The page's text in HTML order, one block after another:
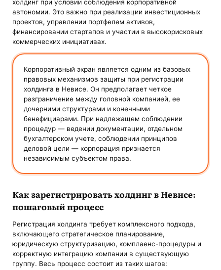
холдинг при условии соблюдения корпоративной
автономии. Это важно при реализации инвестиционных
проектов, управлении портфелем активов,
финансировании стартапов и участии в высокорисковых
коммерческих инициативах.
Корпоративный экран является одним из базовых
правовых механизмов защиты при регистрации
холдинга в Невисе. Он предполагает четкое
разграничение между головной компанией, ее
дочерними структурами и конечными
бенефициарами. При надлежащем соблюдении
процедур — ведении документации, отдельном
бухгалтерском учете, соблюдении принципов
деловой цели — корпорация признается
независимым субъектом права.
Как зарегистрировать холдинг в Невисе:
пошаговый процесс
Регистрация холдинга требует комплексного подхода,
включающего стратегическое планирование,
юридическую структуризацию, комплаенс-процедуры и
корректную интеграцию компании в существующую
группу. Весь процесс состоит из таких шагов: